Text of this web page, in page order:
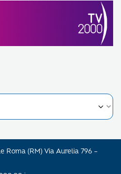
Roma (RM) Via Aurelia 796 –